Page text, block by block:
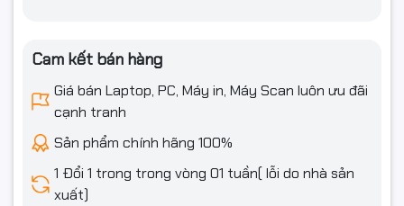
Cam kết bán hàng
Giá bán Laptop, PC, Máy in, Máy Scan luôn ưu đãi
cạnh tranh
Sản phẩm chính hãng 100%
1 Đổi 1 trong trong vòng 01 tuần( lỗi do nhà sản
xuất)